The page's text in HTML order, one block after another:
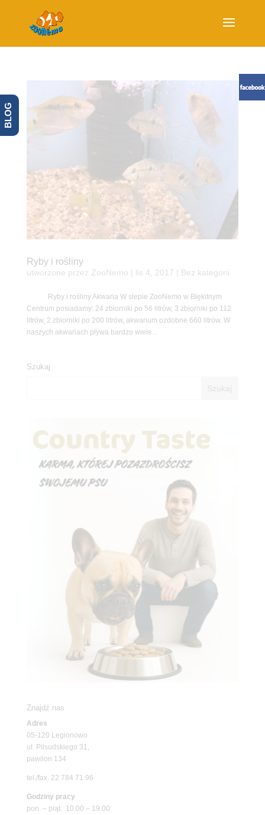
Ryby i rośliny
utworzone przez ZooNemo lis 4, 2017 | Bez kategorii
Ryby i rośliny Akwaria W slepie ZooNemo w Błękitnym
Centrum posiadamy: 24 zbiorniki po 56 litrów, 3 zbiorniki po 112
litrów, 2 zbiorniki po 200 litrów, akwarium ozdobne 660 litrów. W
naszych akwariach pływa bardzo wiele...
Szukaj
Znajdź nas
Adres
05-120 Legionowo
ul. Piłsudskiego 31,
pawilon 134
tel./fax. 22 784 71 96
Godziny pracy
pon. – piąt. 10.00 – 19.00
BLOG